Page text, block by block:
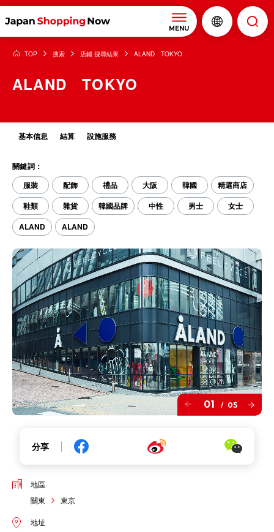
MENU
TOP 搜索 店鋪 搜尋結果 ALAND TOKYO
ALAND TOKYO
基本信息 結算 設施服務
關鍵詞：
服裝
配飾 禮品 大阪 韓國
精選商店
鞋類
雜貨 韓國品牌 中性 男士
女士
ALAND
ALAND
01 / 05
分享
地區
關東
東京
地址